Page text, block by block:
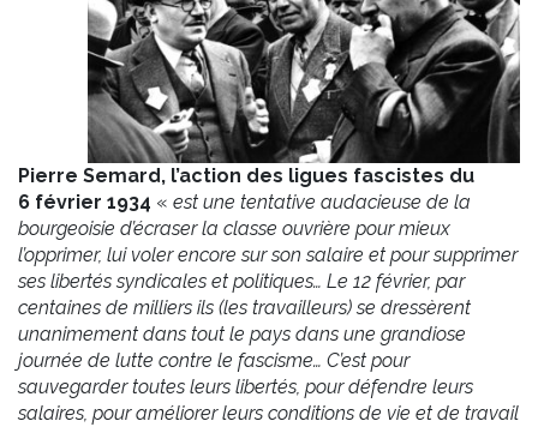
Pierre Semard, l’action des ligues fascistes du
6 février 1934 « est une tentative audacieuse de la
bourgeoisie d’écraser la classe ouvrière pour mieux
l’opprimer, lui voler encore sur son salaire et pour supprimer
ses libertés syndicales et politiques… Le 12 février, par
centaines de milliers ils (les travailleurs) se dressèrent
unanimement dans tout le pays dans une grandiose
journée de lutte contre le fascisme… C’est pour
sauvegarder toutes leurs libertés, pour défendre leurs
salaires, pour améliorer leurs conditions de vie et de travail